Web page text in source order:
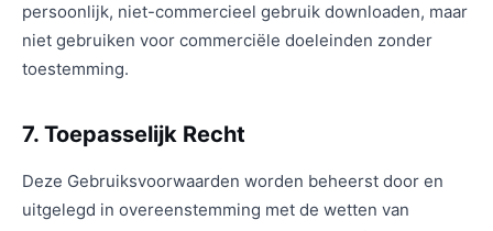
persoonlijk, niet-commercieel gebruik downloaden, maar
niet gebruiken voor commerciële doeleinden zonder
toestemming.
7. Toepasselijk Recht
Deze Gebruiksvoorwaarden worden beheerst door en
uitgelegd in overeenstemming met de wetten van